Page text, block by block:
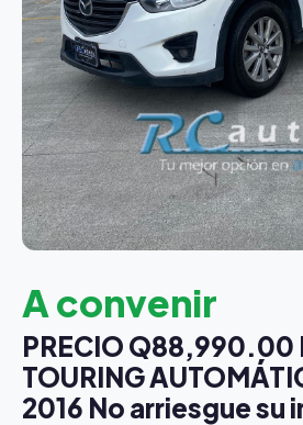
A convenir
PRECIO Q88,990.00
TOURING
2016 No arriesgue su